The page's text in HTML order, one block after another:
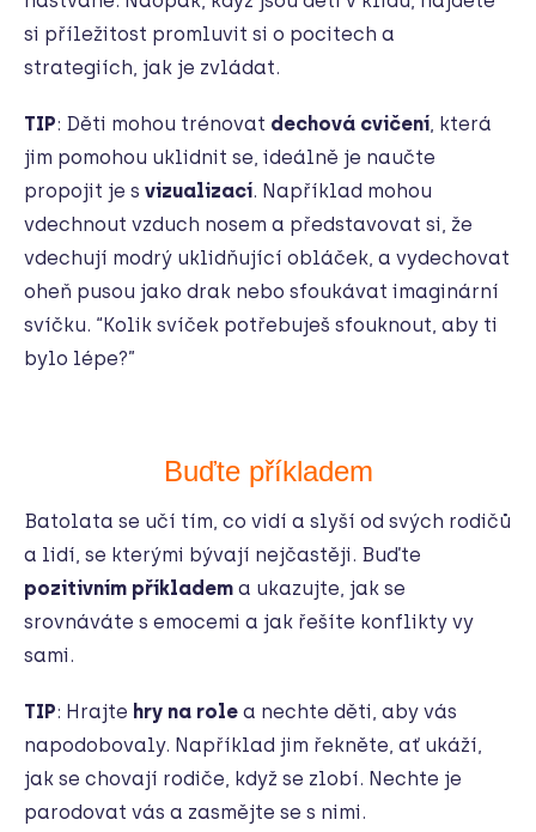
si příležitost promluvit si o pocitech a
strategiích, jak je zvládat.
TIP: Děti mohou trénovat dechová cvičení, která
jim pomohou uklidnit se, ideálně je naučte
propojit je s vizualizací. Například mohou
vdechnout vzduch nosem a představovat si, že
vdechují modrý uklidňující obláček, a vydechovat
oheň pusou jako drak nebo sfoukávat imaginární
svíčku. “Kolik svíček potřebuješ sfouknout, aby ti
bylo lépe?”
Buďte příkladem
Batolata se učí tím, co vidí a slyší od svých rodičů
a lidí, se kterými bývají nejčastěji. Buďte
pozitivním příkladem a ukazujte, jak se
srovnáváte s emocemi a jak řešíte konflikty vy
sami.
TIP: Hrajte hry na role a nechte děti, aby vás
napodobovaly. Například jim řekněte, ať ukáží,
jak se chovají rodiče, když se zlobí. Nechte je
parodovat vás a zasmějte se s nimi.